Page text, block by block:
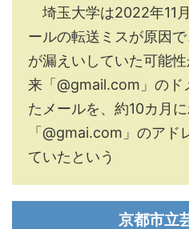
埼玉大学は2022年11
ールの転送ミスが原因
が漏えいしていた可能
来「@gmail.com」のド
たメールを、約10カ月
「@gmai.com」のアド
ていたという
京都市立